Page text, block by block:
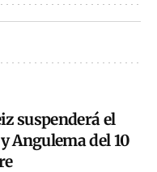
suspenderá el
Angulema del 10